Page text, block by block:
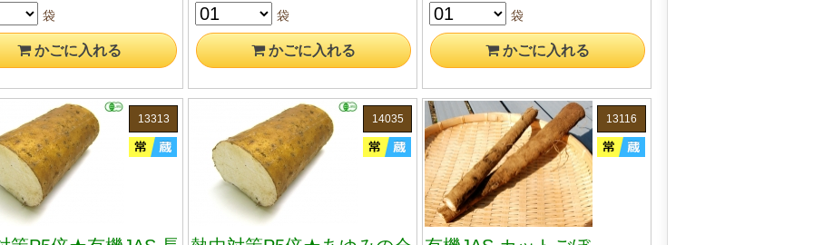
袋
かごに入れる
袋
かごに入れる
袋
かごに入れる
13313 14035 13116